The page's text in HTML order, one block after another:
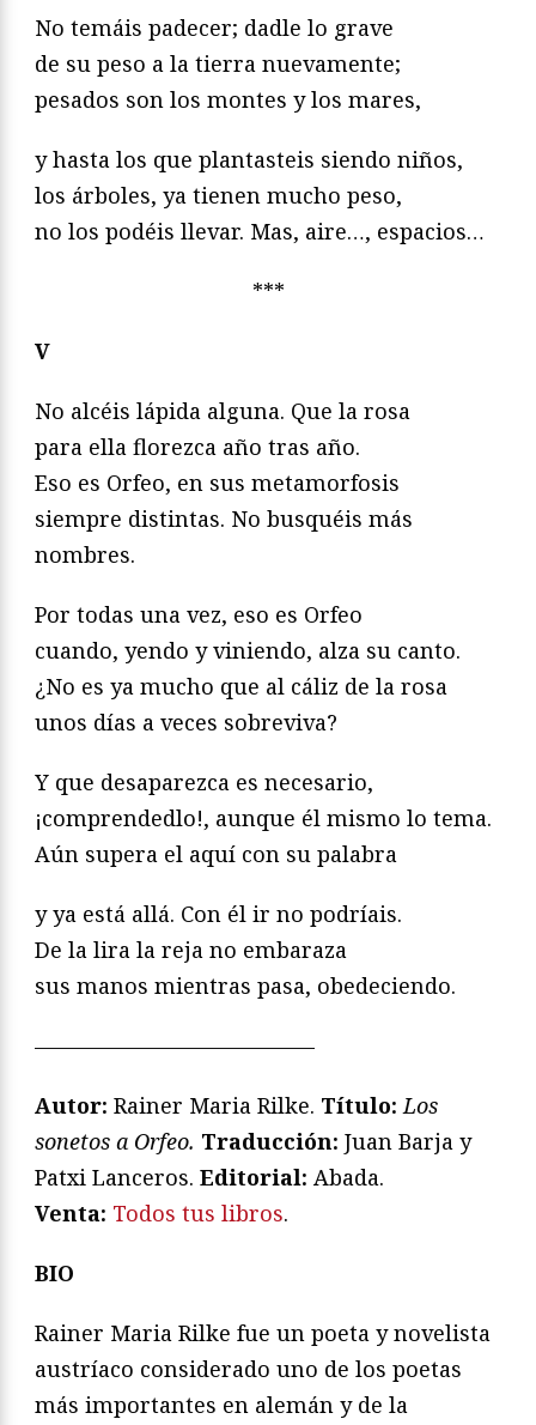
No temáis padecer; dadle lo grave
de su peso a la tierra nuevamente;
pesados son los montes y los mares,
y hasta los que plantasteis siendo niños,
los árboles, ya tienen mucho peso,
no los podéis llevar. Mas, aire…, espacios…
***
V
No alcéis lápida alguna. Que la rosa
para ella florezca año tras año.
Eso es Orfeo, en sus metamorfosis
siempre distintas. No busquéis más
nombres.
Por todas una vez, eso es Orfeo
cuando, yendo y viniendo, alza su canto.
¿No es ya mucho que al cáliz de la rosa
unos días a veces sobreviva?
Y que desaparezca es necesario,
¡comprendedlo!, aunque él mismo lo tema.
Aún supera el aquí con su palabra
y ya está allá. Con él ir no podríais.
De la lira la reja no embaraza
sus manos mientras pasa, obedeciendo.
—————————————
Autor: Rainer Maria Rilke. Título:Los
sonetos a Orfeo. Traducción: Juan Barja y
Patxi Lanceros. Editorial: Abada.
Venta: Todos tus libros.
BIO
Rainer Maria Rilke fue un poeta y novelista
austríaco considerado uno de los poetas
más importantes en alemán y de la